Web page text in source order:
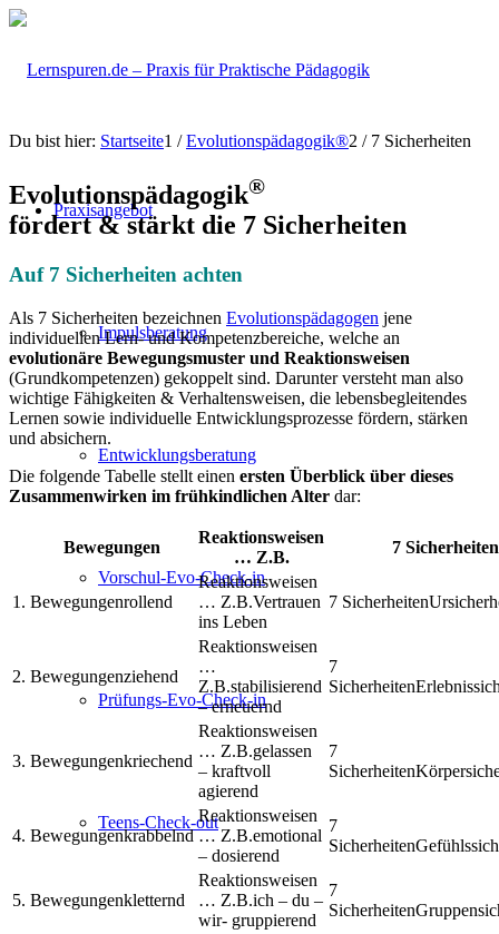
Praxisangebot
Impulsberatung
Entwicklungsberatung
Vorschul-Evo-Check-in
Prüfungs-Evo-Check-in
Teens-Check-out
Du bist hier: Startseite1 / Evolutionspädagogik®2 / 7 Sicherheiten
Evolutionspädagogik®
fördert & stärkt die 7 Sicherheiten
Auf 7 Sicherheiten achten
Als 7 Sicherheiten bezeichnen Evolutionspädagogen jene
individuellen Lern- und Kompetenzbereiche, welche an
evolutionäre Bewegungsmuster und Reaktionsweisen
(Grundkompetenzen) gekoppelt sind. Darunter versteht man also
wichtige Fähigkeiten & Verhaltensweisen, die lebensbegleitendes
Lernen sowie individuelle Entwicklungsprozesse fördern, stärken
und absichern.
Die folgende Tabelle stellt einen ersten Überblick über dieses
Zusammenwirken im frühkindlichen Alter dar:
Bewegungen
Reaktionsweisen
… Z.B.
7 Sicherheiten
1. rollend
Vertrauen
ins Leben
2. ziehend
stabilisierend
– erneuernd
3. kriechend
gelassen
– kraftvoll
agierend
4. krabbelnd
emotional
– dosierend
5. kletternd
ich – du –
wir- gruppierend